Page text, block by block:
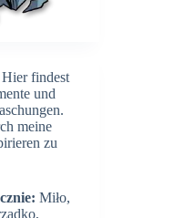
Hier findest
und
meine
zu
Miło,